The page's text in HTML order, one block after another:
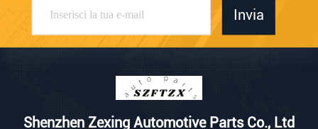
Invia
Shenzhen Zexing Automotive Parts Co., Ltd